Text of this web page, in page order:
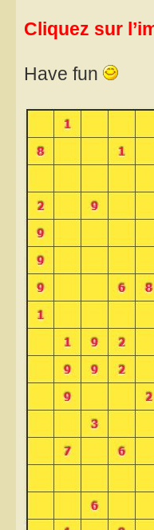
Cliquez sur
Have fun